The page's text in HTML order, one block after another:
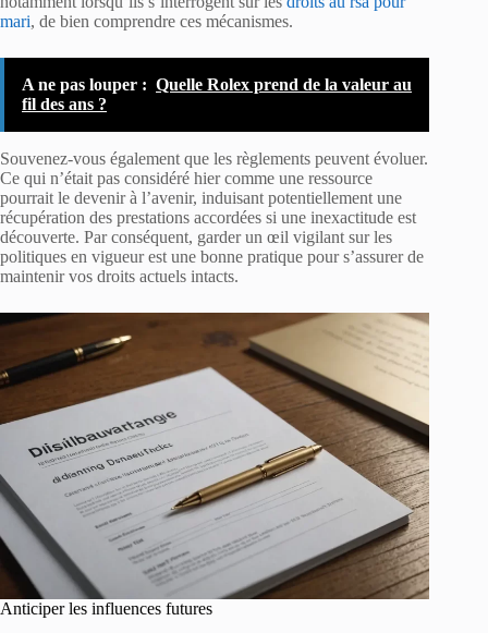
mari, de bien comprendre ces mécanismes.
A ne pas louper : Quelle Rolex prend de la valeur au
fil des ans ?
Souvenez-vous également que les règlements peuvent évoluer.
Ce qui n’était pas considéré hier comme une ressource
pourrait le devenir à l’avenir, induisant potentiellement une
récupération des prestations accordées si une inexactitude est
découverte. Par conséquent, garder un œil vigilant sur les
politiques en vigueur est une bonne pratique pour s’assurer de
maintenir vos droits actuels intacts.
Anticiper les influences futures